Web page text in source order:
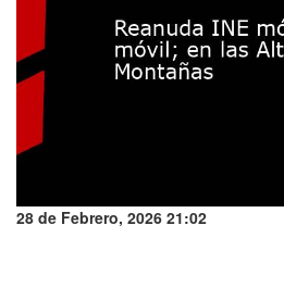
28 de Febrero, 2026 21:02